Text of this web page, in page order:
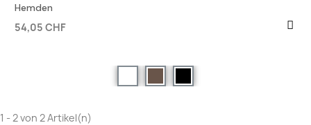
Hemden
54,05 CHF
1 - 2 von 2 Artikel(n)